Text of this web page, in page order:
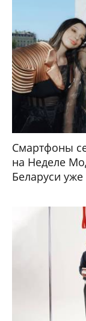
Смартфоны
на Неделе
Беларуси уже